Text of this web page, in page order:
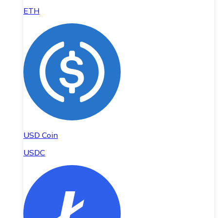
ETH
USD Coin
USDC